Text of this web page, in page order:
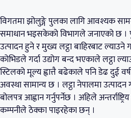
विगतमा झोलुङ्गे पुलका लागि आवश्यक
समाधान भइसकेको विभागले जनाएको छ ।
उत्पादन हुने र मुख्य लट्ठा बाहिरबाट ल्याउने
कोभिडले गर्दा उद्योग बन्द भएकाले लट्ठा
स्टिलको मूल्य ह्वात्तै बढेकाले पनि डेढ दुई
अवस्था सामान्य छ । लट्ठा नेपालमा उत्पादन
बोलपत्र आह्वान गर्नुपर्नेछ । अहिले
कम्पनीले ठेक्का पाइरहेका छन् ।